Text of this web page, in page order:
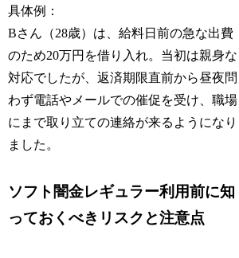
具体例：
Bさん（28歳）は、給料日前の急な出費
のため20万円を借り入れ。当初は親身な
対応でしたが、返済期限直前から昼夜問
わず電話やメールでの催促を受け、職場
にまで取り立ての連絡が来るようになり
ました。
ソフト闇金レギュラー利用前に知
っておくべきリスクと注意点